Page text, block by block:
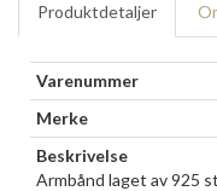
Produktdetaljer
Varenummer
Merke
Beskrivelse
Armbånd laget av 925